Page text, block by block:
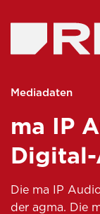
Mediadaten
ma IP
Die ma IP
der agma. Die